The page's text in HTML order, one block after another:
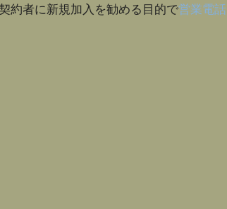
約者に新規加入を勧める目的で営業電話